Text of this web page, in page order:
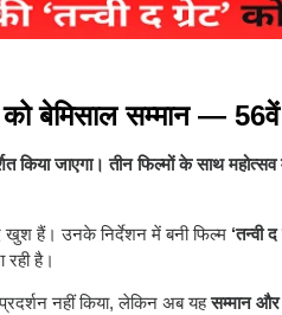
बेमिसाल सम्मान — 56वें
किया जाएगा। तीन फिल्मों के साथ
हैं। उनके निर्देशन में बनी फिल्म ‘तन्वी
रही है।
नहीं किया, लेकिन अब यहसम्मान और